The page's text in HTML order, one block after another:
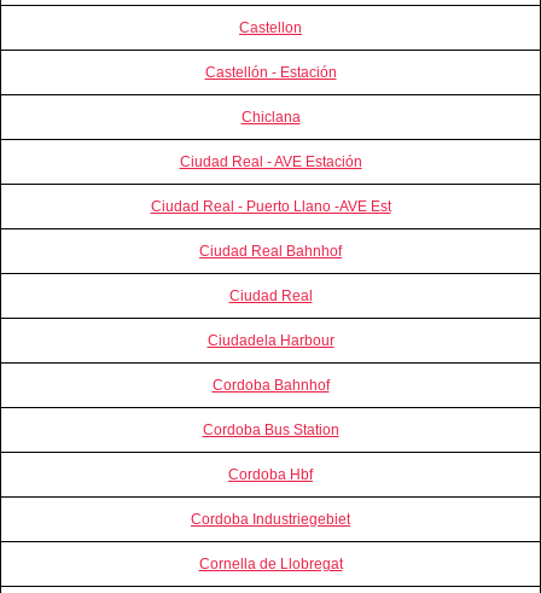
Castellon
Castellón - Estación
Chiclana
Ciudad Real - AVE Estación
Ciudad Real - Puerto Llano -AVE Est
Ciudad Real Bahnhof
Ciudad Real
Ciudadela Harbour
Cordoba Bahnhof
Cordoba Bus Station
Cordoba Hbf
Cordoba Industriegebiet
Cornella de Llobregat